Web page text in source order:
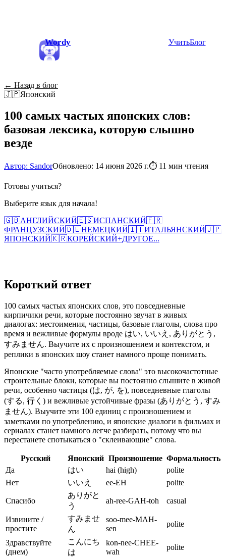
Wordy УчитьБлог
← Назад в блог
🇯🇵Японский
100 самых частых японских слов:
базовая лексика, которую слышно
везде
Автор: SandorОбновлено: 14 июня 2026 г.⏱ 11 мин чтения
Готовы учиться?
Выберите язык для начала!
🇬🇧АНГЛИЙСКИЙ🇪🇸ИСПАНСКИЙ🇫🇷
ФРАНЦУЗСКИЙ🇩🇪НЕМЕЦКИЙ🇮🇹ИТАЛЬЯНСКИЙ🇯🇵
ЯПОНСКИЙ🇰🇷КОРЕЙСКИЙ+ДРУГОЕ...
Короткий ответ
100 самых частых японских слов, это повседневные
кирпичики речи, которые постоянно звучат в живых
диалогах: местоимения, частицы, базовые глаголы, слова про
время и вежливые формулы вроде はい, いいえ, ありがとう,
すみません. Выучите их с произношением и контекстом, и
реплики в японских шоу станет намного проще понимать.
Японские "часто употребляемые слова" это высокочастотные
строительные блоки, которые вы постоянно слышите в живой
речи, особенно частицы (は, が, を), повседневные глаголы
(する, 行く) и вежливые устойчивые фразы (ありがとう, すみ
ません). Выучите эти 100 единиц с произношением и
заметками по употреблению, и японские диалоги в фильмах и
сериалах станет намного легче разбирать, потому что вы
перестанете спотыкаться о "склеивающие" слова.
Русский Японский Произношение Формальность
Да
はい hai (high)
polite
Нет
いいえ ee-EH polite
Спасибо
ありがと
う
ah-ree-GAH-toh casual
Извините /
простите
すみませ
ん
soo-mee-MAH-
sen
polite
Здравствуйте
(днем)
こんにち
は
kon-nee-CHEE-
wah
polite